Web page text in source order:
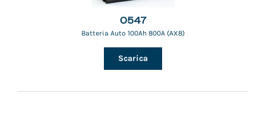
0547
Batteria Auto 100Ah 800A (AX8)
Scarica